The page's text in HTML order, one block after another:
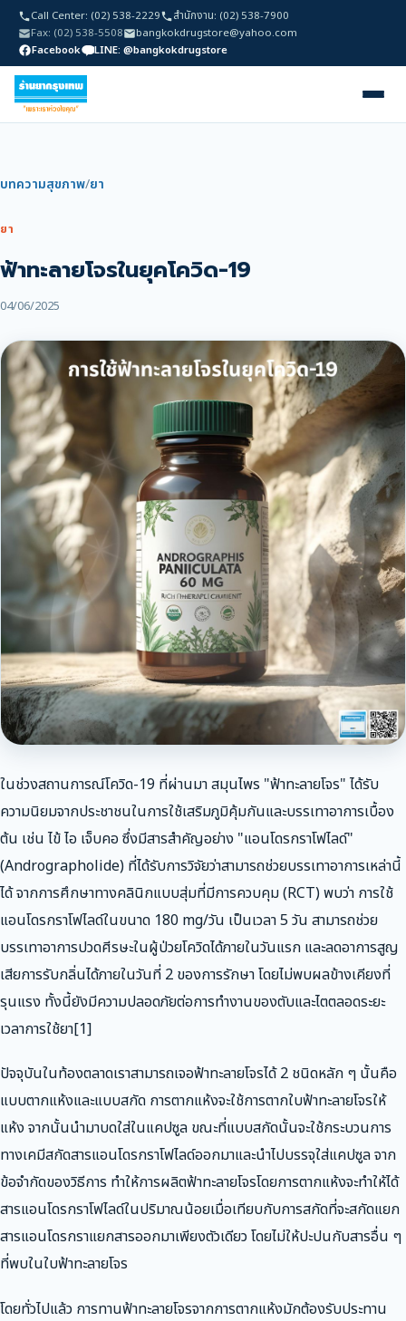
Call Center: (02) 538-2229
สำนักงาน: (02) 538-7900
Fax: (02) 538-5508
bangkokdrugstore@yahoo.com
Facebook
LINE: @bangkokdrugstore
บทความสุขภาพ/ยา
ยา
ฟ้าทะลายโจรในยุคโควิด-19
04/06/2025
ในช่วงสถานการณ์โควิด-19 ที่ผ่านมา สมุนไพร "ฟ้าทะลายโจร" ได้รับ
ความนิยมจากประชาชนในการใช้เสริมภูมิคุ้มกันและบรรเทาอาการเบื้อง
ต้น เช่น ไข้ ไอ เจ็บคอ ซึ่งมีสารสำคัญอย่าง "แอนโดรกราโฟไลด์"
(Andrographolide) ที่ได้รับการวิจัยว่าสามารถช่วยบรรเทาอาการเหล่านี้
ได้ จากการศึกษาทางคลินิกแบบสุ่มที่มีการควบคุม (RCT) พบว่า การใช้
แอนโดรกราโฟไลด์ในขนาด 180 mg/วัน เป็นเวลา 5 วัน สามารถช่วย
บรรเทาอาการปวดศีรษะในผู้ป่วยโควิดได้ภายในวันแรก และลดอาการสูญ
เสียการรับกลิ่นได้ภายในวันที่ 2 ของการรักษา โดยไม่พบผลข้างเคียงที่
รุนแรง ทั้งนี้ยังมีความปลอดภัยต่อการทำงานของตับและไตตลอดระยะ
เวลาการใช้ยา[1]
ปัจจุบันในท้องตลาดเราสามารถเจอฟ้าทะลายโจรได้ 2 ชนิดหลัก ๆ นั้นคือ
แบบตากแห้งและแบบสกัด การตากแห้งจะใช้การตากใบฟ้าทะลายโจรให้
แห้ง จากนั้นนำมาบดใส่ในแคปซูล ขณะที่แบบสกัดนั้นจะใช้กระบวนการ
ทางเคมีสกัดสารแอนโดรกราโฟไลด์ออกมาและนำไปบรรจุใส่แคปซูล จาก
ข้อจำกัดของวิธีการ ทำให้การผลิตฟ้าทะลายโจรโดยการตากแห้งจะทำให้ได้
สารแอนโดรกราโฟไลด์ในปริมาณน้อยเมื่อเทียบกับการสกัดที่จะสกัดแยก
สารแอนโดรกราแยกสารออกมาเพียงตัวเดียว โดยไม่ให้ปะปนกับสารอื่น ๆ
ที่พบในใบฟ้าทะลายโจร
โดยทั่วไปแล้ว การทานฟ้าทะลายโจรจากการตากแห้งมักต้องรับประทาน